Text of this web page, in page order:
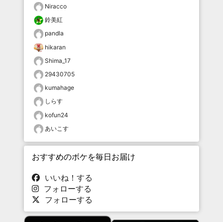
Niracco
鈴美紅
pandla
hikaran
Shima_17
29430705
kumahage
しらす
kofun24
あいこす
おすすめのボケを毎日お届け
いいね！する
フォローする
フォローする